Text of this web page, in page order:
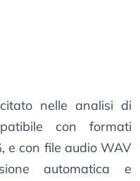
nelle analisi di
con formati
e con file audio WAV
automatica e